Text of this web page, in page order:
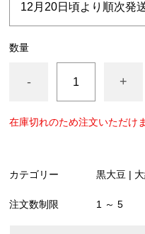
数量
- +
在庫切れのため注文いただけ
カテゴリー 黒大豆 |
注文数制限 1 ～ 5